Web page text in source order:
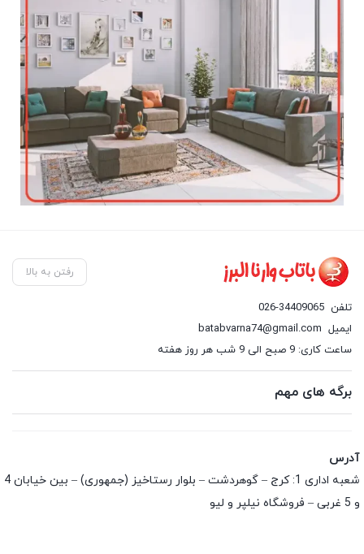
رفتن به بالا
تلفن 026-34409065
ایمیل batabvarna74@gmail.com
ساعت کاری: 9 صبح الی 9 شب هر روز هفته
برگه های مهم
آدرس
شعبه اداری 1: کرج – گوهردشت – بلوار رستاخیز (جمهوری) – بین خیابان 4
و 5 غربی – فروشگاه نیلپر و لیو